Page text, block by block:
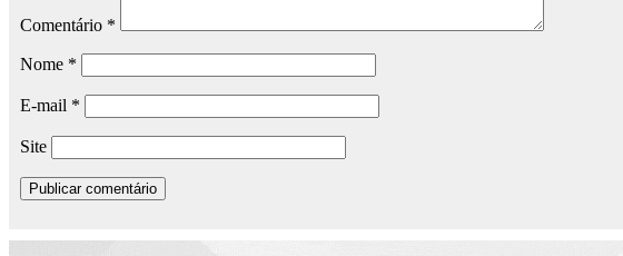
Comentário *
Nome *
E-mail *
Site